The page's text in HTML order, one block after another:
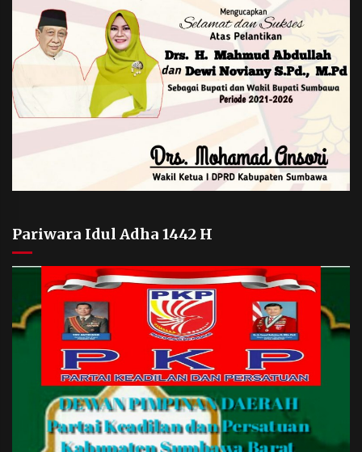
Pariwara Idul Adha 1442 H